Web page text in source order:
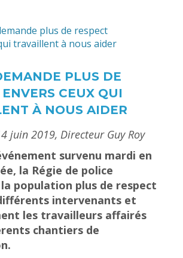
PLUS DE
ENVERS CEUX QUI
À NOUS AIDER
juin 2019, Directeur Guy Roy
survenu mardi en
la Régie de police
population plus de respect
intervenants et
les travailleurs affairés
chantiers de